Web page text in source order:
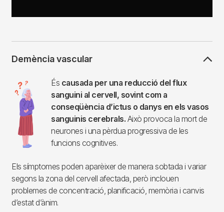
Demència vascular
Imagen És causada per una reducció del flux
sanguini al cervell, sovint com a
conseqüència d’ictus o danys en els vasos
sanguinis cerebrals. Això provoca la mort de
neurones i una pèrdua progressiva de les
funcions cognitives.
Els símptomes poden aparèixer de manera sobtada i variar
segons la zona del cervell afectada, però inclouen
problemes de concentració, planificació, memòria i canvis
d’estat d’ànim.